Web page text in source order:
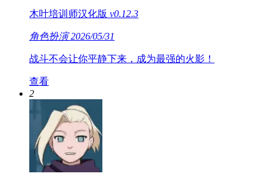
木叶培训师汉化版 v0.12.3
角色扮演2026/05/31
战斗不会让你平静下来，成为最强的火影！
查看
2